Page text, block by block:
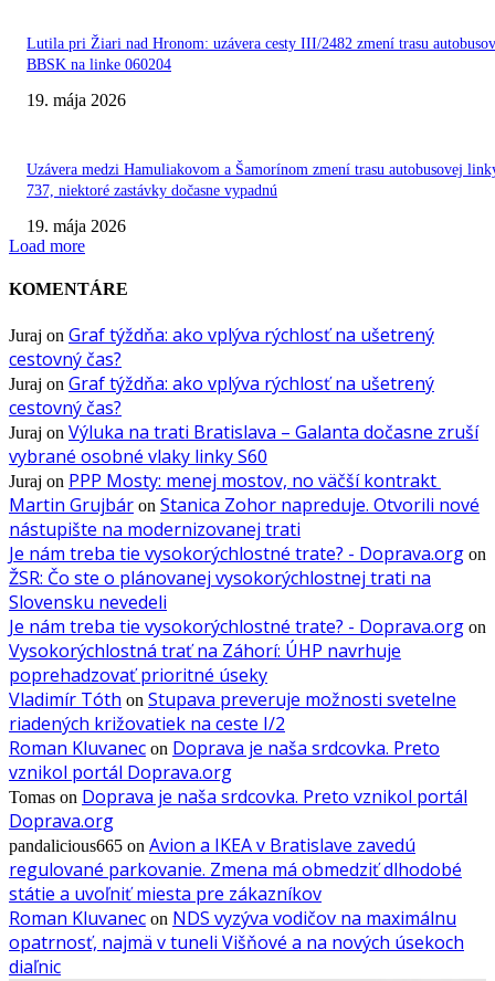
Lutila pri Žiari nad Hronom: uzávera cesty III/2482 zmení trasu
BBSK na linke 060204
19. mája 2026
Uzávera medzi Hamuliakovom a Šamorínom zmení trasu autobusovej
737, niektoré zastávky dočasne vypadnú
19. mája 2026
Load more
KOMENTÁRE
Juraj on Graf týždňa: ako vplýva rýchlosť na ušetrený
cestovný čas?
Juraj on Graf týždňa: ako vplýva rýchlosť na ušetrený
cestovný čas?
Juraj on Výluka na trati Bratislava – Galanta dočasne zruší
vybrané osobné vlaky linky S60
Juraj on PPP Mosty: menej mostov, no väčší kontrakt
Martin Grujbár on Stanica Zohor napreduje. Otvorili nové
nástupište na modernizovanej trati
Je nám treba tie vysokorýchlostné trate? - Doprava.org on
ŽSR: Čo ste o plánovanej vysokorýchlostnej trati na
Slovensku nevedeli
Je nám treba tie vysokorýchlostné trate? - Doprava.org on
Vysokorýchlostná trať na Záhorí: ÚHP navrhuje
poprehadzovať prioritné úseky
Vladimír Tóth on Stupava preveruje možnosti svetelne
riadených križovatiek na ceste I/2
Roman Kluvanec on Doprava je naša srdcovka. Preto
vznikol portál Doprava.org
Tomas on Doprava je naša srdcovka. Preto vznikol portál
Doprava.org
pandalicious665 on Avion a IKEA v Bratislave zavedú
regulované parkovanie. Zmena má obmedziť dlhodobé
státie a uvoľniť miesta pre zákazníkov
Roman Kluvanec on NDS vyzýva vodičov na maximálnu
opatrnosť, najmä v tuneli Višňové a na nových úsekoch
diaľnic